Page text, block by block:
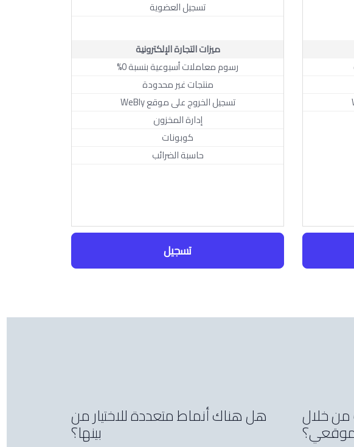
تسجيل العضوية
ميزات التجارة الإلكترونية
رسوم معاملات أسبوعية بنسبة 0%
منتجات غير محدودة
تسجيل الخروج على موقع WeBly
إدارة المخزون
كوبونات
حاسبة الضرائب
تسجيل
من خلال هل هناك أنماط متعددة للاختيار من
بينها؟